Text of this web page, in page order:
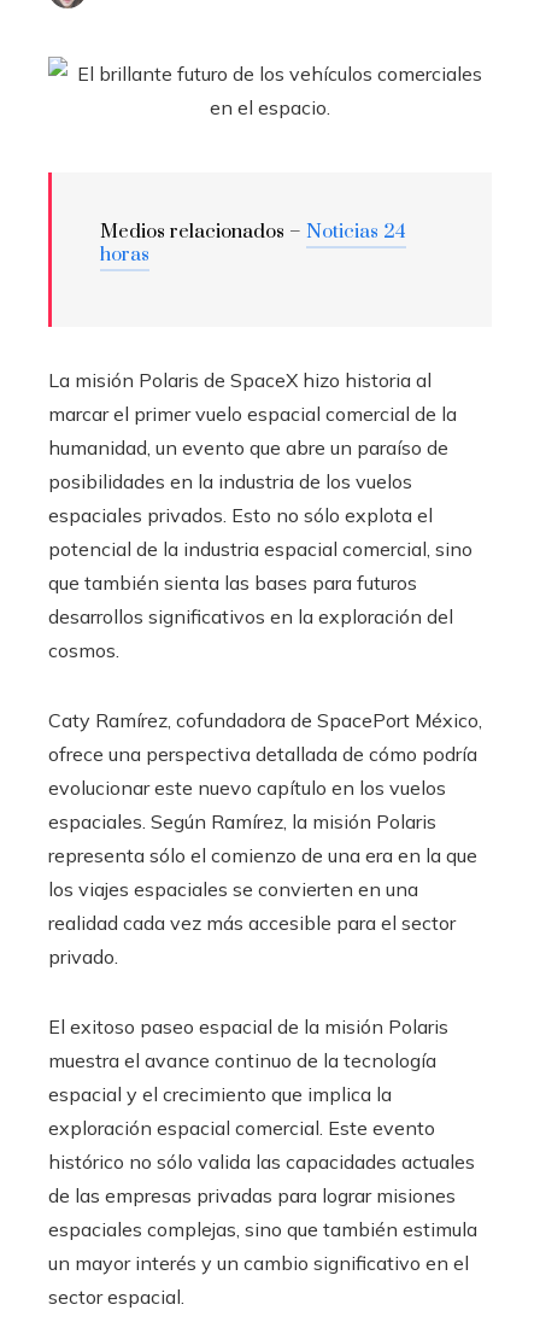
Medios relacionados – Noticias 24
horas
La misión Polaris de SpaceX hizo historia al
marcar el primer vuelo espacial comercial de la
humanidad, un evento que abre un paraíso de
posibilidades en la industria de los vuelos
espaciales privados. Esto no sólo explota el
potencial de la industria espacial comercial, sino
que también sienta las bases para futuros
desarrollos significativos en la exploración del
cosmos.
Caty Ramírez, cofundadora de SpacePort México,
ofrece una perspectiva detallada de cómo podría
evolucionar este nuevo capítulo en los vuelos
espaciales. Según Ramírez, la misión Polaris
representa sólo el comienzo de una era en la que
los viajes espaciales se convierten en una
realidad cada vez más accesible para el sector
privado.
El exitoso paseo espacial de la misión Polaris
muestra el avance continuo de la tecnología
espacial y el crecimiento que implica la
exploración espacial comercial. Este evento
histórico no sólo valida las capacidades actuales
de las empresas privadas para lograr misiones
espaciales complejas, sino que también estimula
un mayor interés y un cambio significativo en el
sector espacial.